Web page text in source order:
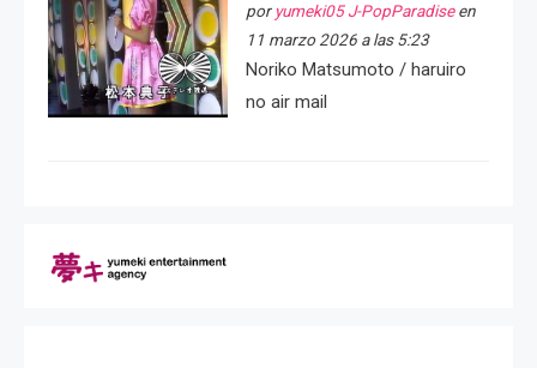
por yumeki05 J-PopParadiseen
11 marzo 2026 a las 5:23
Noriko Matsumoto / haruiro
no air mail